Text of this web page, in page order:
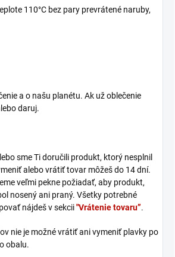
110°C bez pary prevrátené naruby,
a o našu planétu. Ak už oblečenie
daruj.
sme Ti doručili produkt, ktorý nesplnil
alebo vrátiť tovar môžeš do 14 dní.
veľmi pekne požiadať, aby produkt,
nosený ani praný. Všetky potrebné
nájdeš v sekcii"Vrátenie tovaru”.
nie je možné vrátiť ani vymeniť plavky po
obalu.